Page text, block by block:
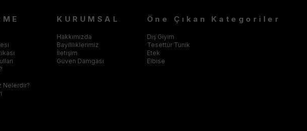
Nelerdir?
KURUMSAL
Hakkımızda
Bayililiklerimiz
İletişim
Güven Damgası
Öne Çıkan Kategoriler
Dış Giyim
Tesettür Tunik
Etek
Elbise